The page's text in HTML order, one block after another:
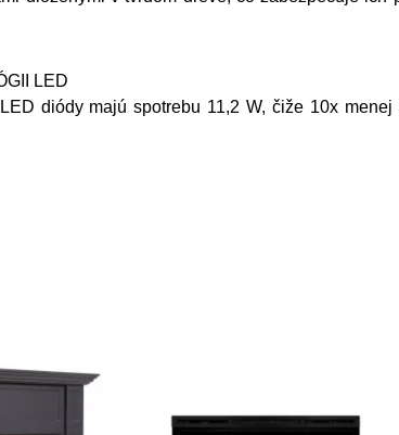
LED
diódy majú spotrebu 11,2 W, čiže 10x